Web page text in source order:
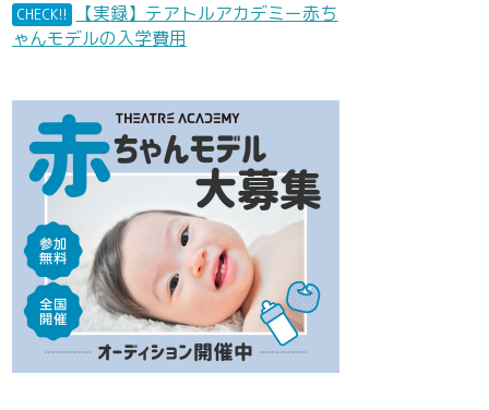
CHECK!!
【実録】テアトルアカデミー赤ち
ゃんモデルの入学費用